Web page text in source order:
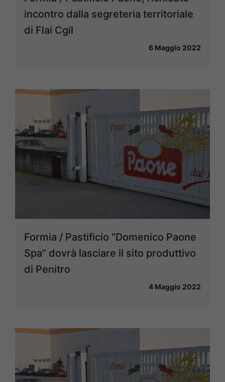
incontro dalla segreteria territoriale
di Flai Cgil
6 Maggio 2022
Formia / Pastificio “Domenico Paone
Spa” dovrà lasciare il sito produttivo
di Penitro
4 Maggio 2022